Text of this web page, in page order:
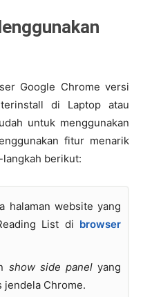
Google Chrome versi
di Laptop atau
untuk menggunakan
fitur menarik
berikut:
halaman website yang
List di browser
show side panelyang
jendela Chrome.